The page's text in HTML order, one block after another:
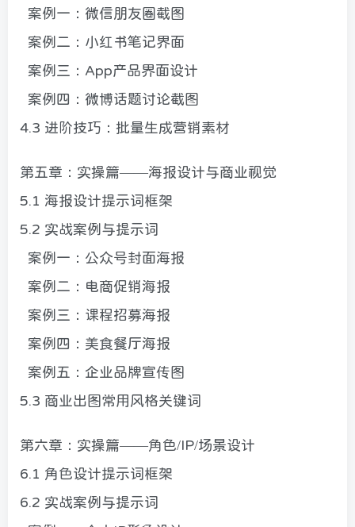
案例一：微信朋友圈截图
案例二：小红书笔记界面
案例三：App产品界面设计
案例四：微博话题讨论截图
4.3 进阶技巧：批量生成营销素材
第五章：实操篇——海报设计与商业视觉
5.1 海报设计提示词框架
5.2 实战案例与提示词
案例一：公众号封面海报
案例二：电商促销海报
案例三：课程招募海报
案例四：美食餐厅海报
案例五：企业品牌宣传图
5.3 商业出图常用风格关键词
第六章：实操篇——角色/IP/场景设计
6.1 角色设计提示词框架
6.2 实战案例与提示词